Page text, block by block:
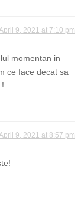
9, 2021 at 7:10 pm
momentan in
ce face decat sa
9, 2021 at 8:57 pm